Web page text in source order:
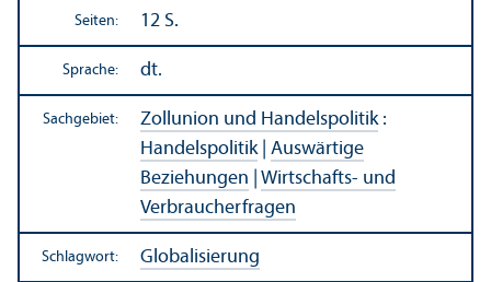
Seiten: 12 S.
Sprache: dt.
Sachgebiet: Zollunion und Handels­politik:
Handels­politik| Auswärtige
Beziehungen
Wirtschafts- und
Verbraucherfragen
Schlagwort: Globalisierung